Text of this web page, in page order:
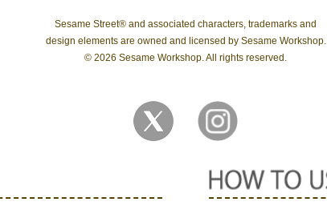
Sesame Street® and associated characters, trademarks and
design elements are owned and licensed by Sesame Workshop.
© 2026 Sesame Workshop. All rights reserved.